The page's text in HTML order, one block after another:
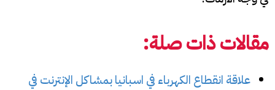
مقالات ذات صلة:
علاقة انقطاع الكهرباء في اسبانيا بمشاكل الإنترنت في